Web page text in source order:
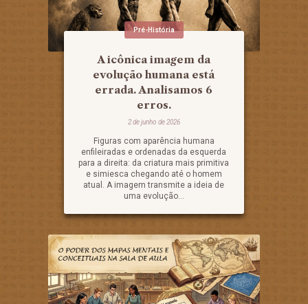
Pré-História
A icônica imagem da
evolução humana está
errada. Analisamos 6
erros.
2 de junho de 2026
Figuras com aparência humana
enfileiradas e ordenadas da esquerda
para a direita: da criatura mais primitiva
e simiesca chegando até o homem
atual. A imagem transmite a ideia de
uma evolução...